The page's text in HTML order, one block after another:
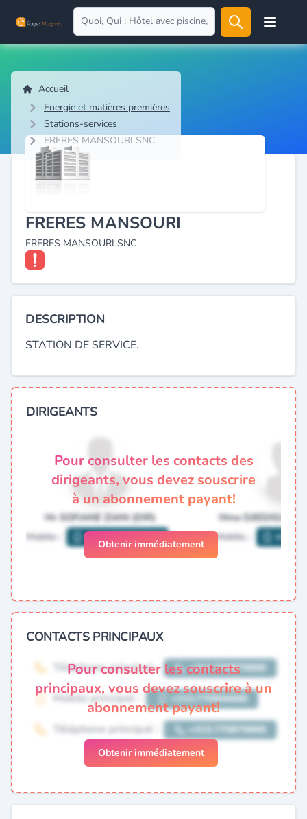
Open
Accueil
Energie et matières premières
Stations-services
FRERES MANSOURI SNC
FRERES MANSOURI
FRERES MANSOURI SNC
DESCRIPTION
STATION DE SERVICE.
DIRIGEANTS
Pour consulter les contacts des
dirigeants, vous devez souscrire
à un abonnement payant!
Obtenir immédiatement
CONTACTS PRINCIPAUX
Pour consulter les contacts
principaux, vous devez souscrire à un
abonnement payant!
Obtenir immédiatement